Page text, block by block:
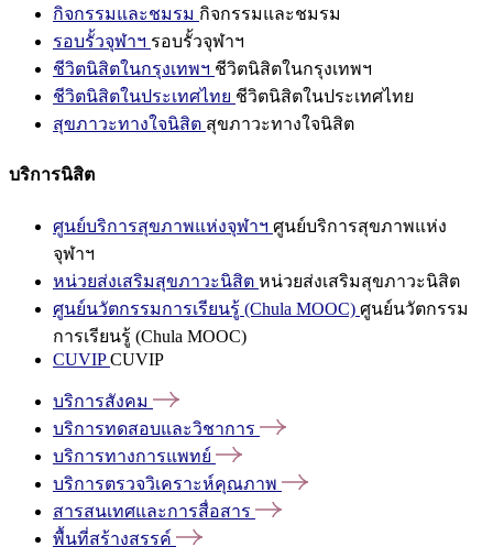
กิจกรรมและชมรม กิจกรรมและชมรม
รอบรั้วจุฬาฯ รอบรั้วจุฬาฯ
ชีวิตนิสิตในกรุงเทพฯ ชีวิตนิสิตในกรุงเทพฯ
ชีวิตนิสิตในประเทศไทย ชีวิตนิสิตในประเทศไทย
สุขภาวะทางใจนิสิต สุขภาวะทางใจนิสิต
บริการนิสิต
ศูนย์บริการสุขภาพแห่งจุฬาฯ ศูนย์บริการสุขภาพแห่ง
จุฬาฯ
หน่วยส่งเสริมสุขภาวะนิสิต หน่วยส่งเสริมสุขภาวะนิสิต
ศูนย์นวัตกรรมการเรียนรู้ (Chula MOOC) ศูนย์นวัตกรรม
การเรียนรู้ (Chula MOOC)
CUVIPCUVIP
บริการสังคม
บริการทดสอบและวิชาการ
บริการทางการแพทย์
บริการตรวจวิเคราะห์คุณภาพ
สารสนเทศและการสื่อสาร
พื้นที่สร้างสรรค์